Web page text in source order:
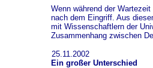
Wenn während der
nach dem Eingriff. Aus
mit Wissenschaftlern der
Zusammenhang zwischen
25.11.2002
Ein großer Unterschied